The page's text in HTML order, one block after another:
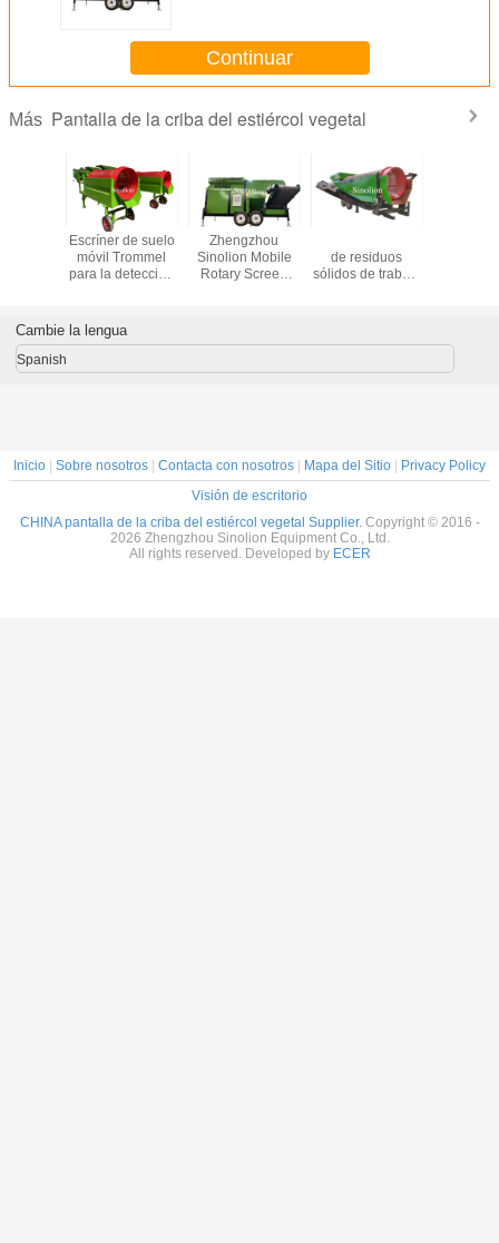
tambor
Continuar
Más Pantalla de la criba del estiércol vegetal
Sieta de tambor
de alta eficiencia
de separación
compost de la
capa superior del
Máquina de
filtrado de tambor
giratorio de acero
giratorio de
directo
por hora pantalla
de tambor para la
Australia
Cambie la lengua
Spanish
Inicio Sobre nosotros Contacta con nosotros Mapa del Sitio
Privacy Policy
Visión de escritorio
CHINA pantalla de la criba del estiércol vegetal Supplier. Copyright © 2016 -
2026 Zhengzhou Sinolion Equipment Co., Ltd.
All rights reserved. Developed by ECER